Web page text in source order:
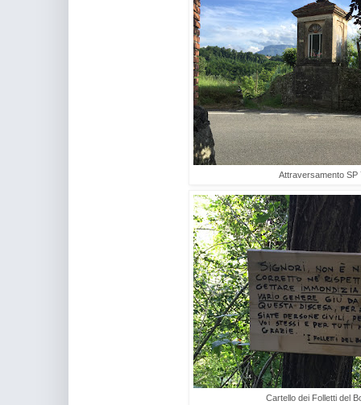
Attraversamento SP
Cartello dei Folletti del